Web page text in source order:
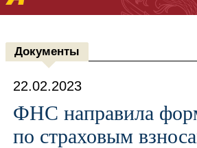
Документы
22.02.2023
ФНС направила
по страховым